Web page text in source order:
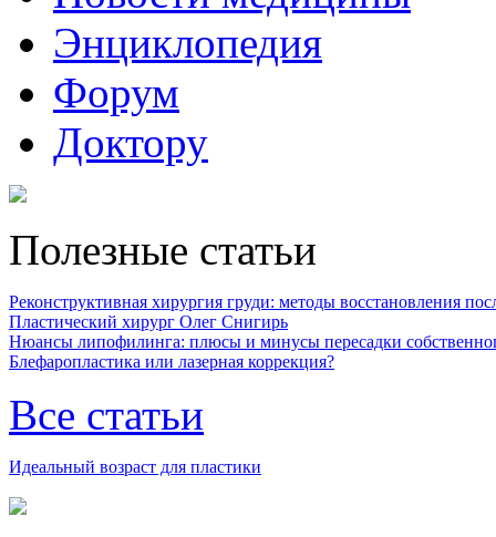
Энциклопедия
Форум
Доктору
Полезные статьи
Реконструктивная хирургия груди: методы восстановления
Пластический хирург Олег Снигирь
Нюансы липофилинга: плюсы и минусы пересадки
Блефаропластика или лазерная коррекция?
Все статьи
Идеальный возраст для пластики